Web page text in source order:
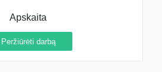
Apskaita
Peržiūrėti darbą